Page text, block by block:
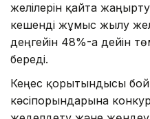
желілерін қайта
кешенді жұмыс жылу
деңгейін 48%-ға дейін
береді.
Кеңес қорытындысы
кәсіпорындарына